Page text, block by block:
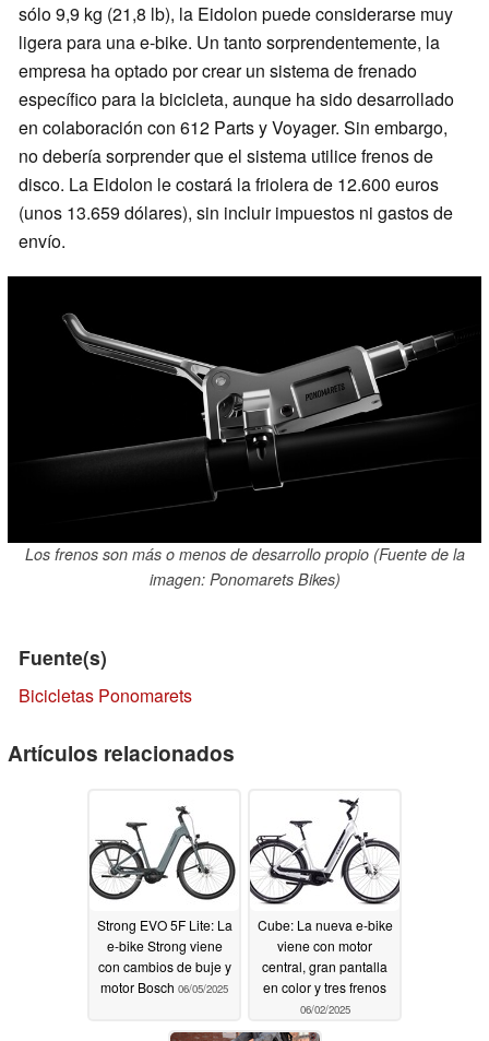
sólo 9,9 kg (21,8 lb), la Eidolon puede considerarse muy
ligera para una e-bike. Un tanto sorprendentemente, la
empresa ha optado por crear un sistema de frenado
específico para la bicicleta, aunque ha sido desarrollado
en colaboración con 612 Parts y Voyager. Sin embargo,
no debería sorprender que el sistema utilice frenos de
disco. La Eidolon le costará la friolera de 12.600 euros
(unos 13.659 dólares), sin incluir impuestos ni gastos de
envío.
Los frenos son más o menos de desarrollo propio (Fuente de la
imagen: Ponomarets Bikes)
Fuente(s)
Bicicletas Ponomarets
Artículos relacionados
Strong EVO 5F Lite: La
e-bike Strong viene
con cambios de buje y
motor Bosch 06/05/2025
Cube: La nueva e-bike
viene con motor
central, gran pantalla
en color y tres frenos
06/02/2025